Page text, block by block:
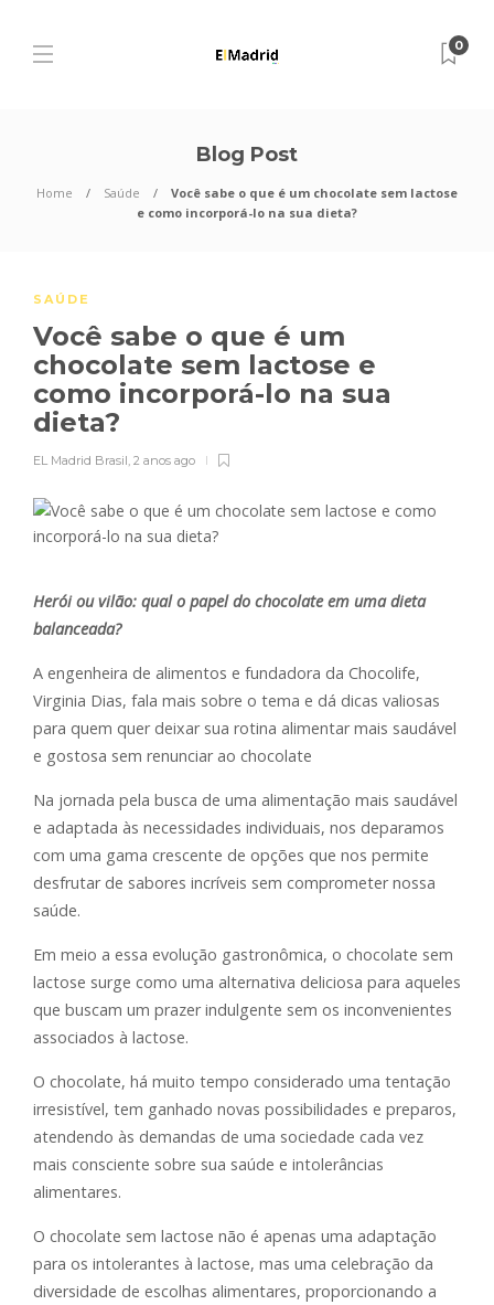
0
Blog Post
Home Saúde
Você sabe o que é um chocolate sem lactose
e como incorporá-lo na sua dieta?
SAÚDE
Você sabe o que é um
chocolate sem lactose e
como incorporá-lo na sua
dieta?
EL Madrid Brasil, 2 anos ago
Herói ou vilão: qual o papel do chocolate em uma dieta
balanceada?
A engenheira de alimentos e fundadora da Chocolife,
Virginia Dias, fala mais sobre o tema e dá dicas valiosas
para quem quer deixar sua rotina alimentar mais saudável
e gostosa sem renunciar ao chocolate
Na jornada pela busca de uma alimentação mais saudável
e adaptada às necessidades individuais, nos deparamos
com uma gama crescente de opções que nos permite
desfrutar de sabores incríveis sem comprometer nossa
saúde.
Em meio a essa evolução gastronômica, o chocolate sem
lactose surge como uma alternativa deliciosa para aqueles
que buscam um prazer indulgente sem os inconvenientes
associados à lactose.
O chocolate, há muito tempo considerado uma tentação
irresistível, tem ganhado novas possibilidades e preparos,
atendendo às demandas de uma sociedade cada vez
mais consciente sobre sua saúde e intolerâncias
alimentares.
O chocolate sem lactose não é apenas uma adaptação
para os intolerantes à lactose, mas uma celebração da
diversidade de escolhas alimentares, proporcionando a